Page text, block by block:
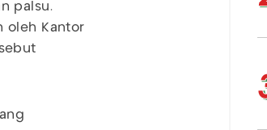
palsu.
oleh Kantor